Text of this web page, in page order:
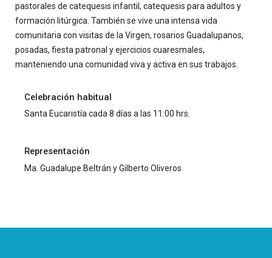
pastorales de catequesis infantil, catequesis para adultos y
formación litúrgica. También se vive una intensa vida
comunitaria con visitas de la Virgen, rosarios Guadalupanos,
posadas, fiesta patronal y ejercicios cuaresmales,
manteniendo una comunidad viva y activa en sus trabajos.
Celebración habitual
Santa Eucaristía cada 8 días a las 11:00 hrs.
Representación
Ma. Guadalupe Beltrán y Gilberto Oliveros